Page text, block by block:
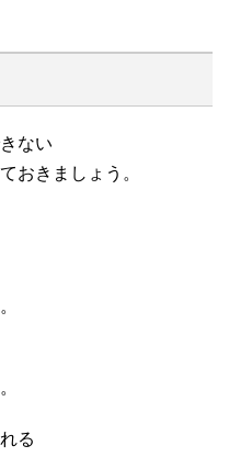
ない
おきましょう。
る